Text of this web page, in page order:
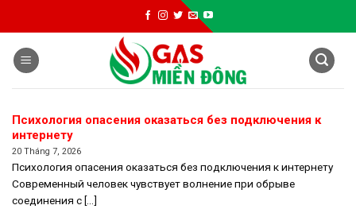
to
content
Психология опасения оказаться без подключения к
интернету
20 Tháng 7, 2026
Психология опасения оказаться без подключения к интернету
Современный человек чувствует волнение при обрыве
соединения с [...]